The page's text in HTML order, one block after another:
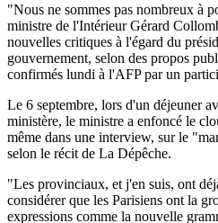
"Nous ne sommes pas nombreux à
ministre de l'Intérieur Gérard
nouvelles critiques à l'égard du
gouvernement, selon des propos
confirmés lundi à l'AFP par un
Le 6 septembre, lors d'un déjeuner
ministère, le ministre a enfoncé le
même dans une interview, sur le
selon le récit de La Dépêche.
"Les provinciaux, et j'en suis, ont
considérer que les Parisiens ont la
expressions comme la nouvelle